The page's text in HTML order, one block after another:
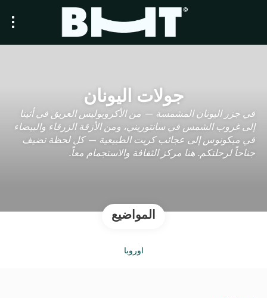
جولات اليونان
في جزر اليونان المشمسة — من الأكروبوليس العريق في أثينا
إلى غروب الشمس في سانتوريني، ومن الأزقة الزرقاء والبيضاء
في ميكونوس إلى عجائب كريت الطبيعية — كل لحظة تضيف
جناحاً لرحلتكم. هنا مركز الثقافة والاستجمام معاً.
المواضيع
أوروبا